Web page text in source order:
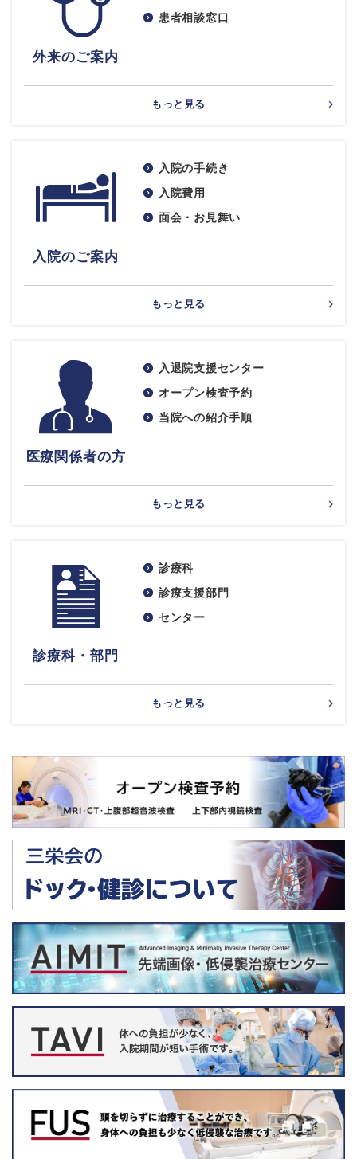
外来のご案内
患者相談窓口
もっと見る
入院のご案内
入院の手続き
入院費用
面会・お見舞い
もっと見る
医療関係者の方
入退院支援センター
オープン検査予約
当院への紹介手順
もっと見る
診療科・部門
診療科
診療支援部門
センター
もっと見る